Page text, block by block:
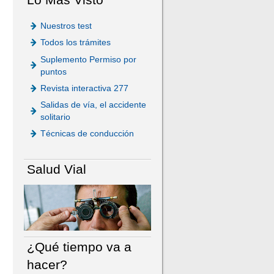
Nuestros test
Todos los trámites
Suplemento Permiso por
puntos
Revista interactiva 277
Salidas de vía, el accidente
solitario
Técnicas de conducción
Salud Vial
¿Qué tiempo va a
hacer?